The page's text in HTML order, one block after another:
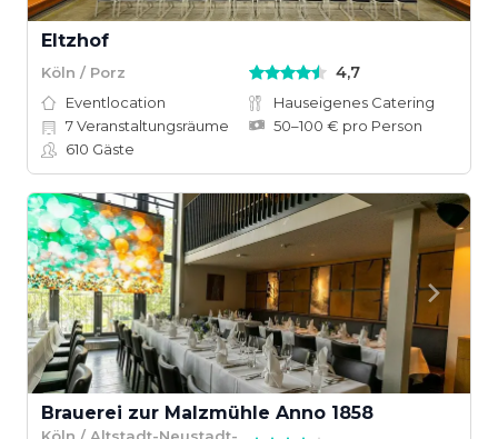
Eltzhof
Köln / Porz 4,7
Eventlocation
Hauseigenes Catering
7Veranstaltungsräume
50–100 € pro Person
610 Gäste
Brauerei zur Malzmühle Anno 1858